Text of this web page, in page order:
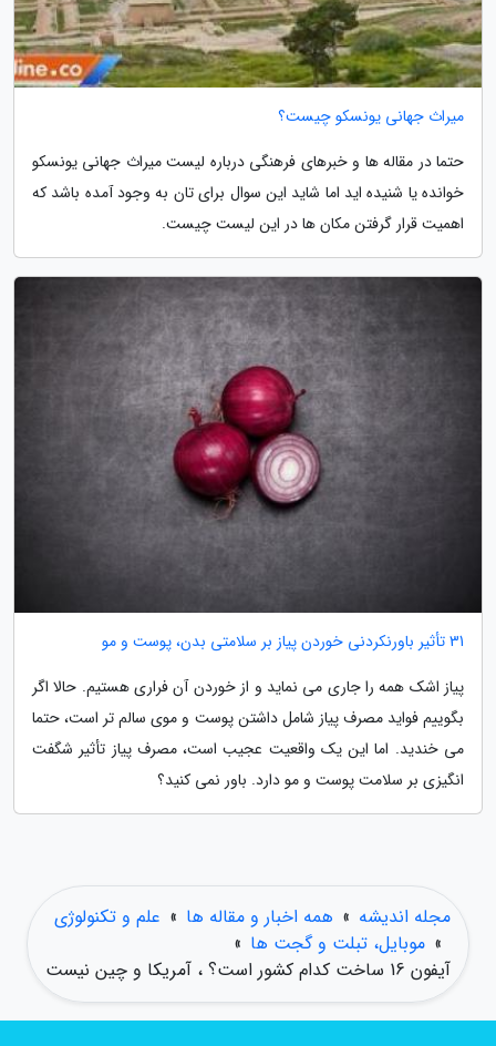
میراث جهانی یونسکو چیست؟
حتما در مقاله ها و خبرهای فرهنگی درباره لیست میراث جهانی یونسکو
خوانده یا شنیده اید اما شاید این سوال برای تان به وجود آمده باشد که
اهمیت قرار گرفتن مکان ها در این لیست چیست.
31 تأثیر باورنکردنی خوردن پیاز بر سلامتی بدن، پوست و مو
پیاز اشک همه را جاری می نماید و از خوردن آن فراری هستیم. حالا اگر
بگوییم فواید مصرف پیاز شامل داشتن پوست و موی سالم تر است، حتما
می خندید. اما این یک واقعیت عجیب است، مصرف پیاز تأثیر شگفت
انگیزی بر سلامت پوست و مو دارد. باور نمی کنید؟
مجله اندیشه » همه اخبار و مقاله ها » علم و تکنولوژی
» موبایل، تبلت و گجت ها »
آیفون 16 ساخت کدام کشور است؟ ، آمریکا و چین نیست